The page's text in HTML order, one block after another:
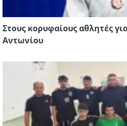
Στους κορυφαίους αθλητές
Αντωνίου